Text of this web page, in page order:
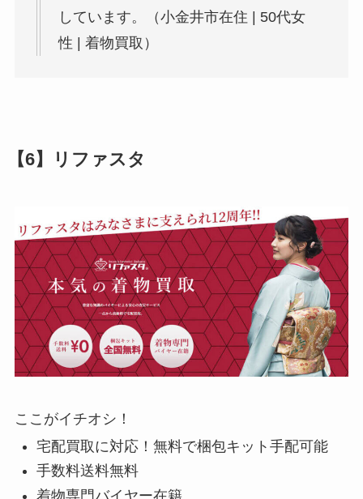
しています。（小金井市在住 | 50代女
性 | 着物買取）
【6】リファスタ
ここがイチオシ！
宅配買取に対応！無料で梱包キット手配可能
手数料送料無料
着物専門バイヤー在籍